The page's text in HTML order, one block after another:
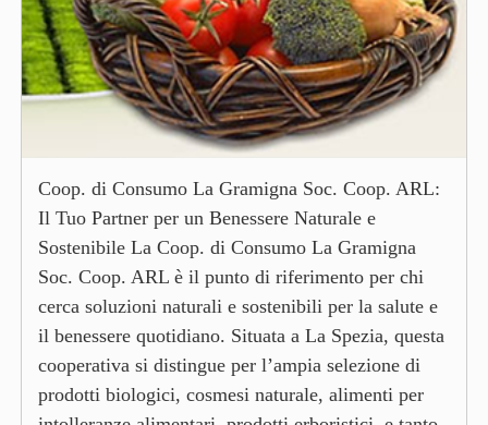
Coop. di Consumo La Gramigna Soc. Coop. ARL:
Il Tuo Partner per un Benessere Naturale e
Sostenibile La Coop. di Consumo La Gramigna
Soc. Coop. ARL è il punto di riferimento per chi
cerca soluzioni naturali e sostenibili per la salute e
il benessere quotidiano. Situata a La Spezia, questa
cooperativa si distingue per l’ampia selezione di
prodotti biologici, cosmesi naturale, alimenti per